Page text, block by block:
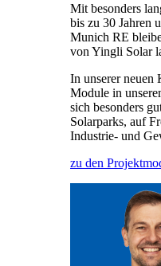
Mit besonders
bis zu 30 Jahren
Munich RE
von Yingli Solar
In unserer neuen
Module in
sich besonders
Solarparks, auf
Industrie- und
zu den